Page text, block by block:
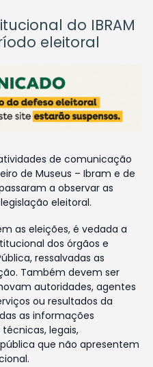
do IBRAM
eleitoral
de comunicação
de Museus – Ibram e de
a observar as
eleitoral.
as eleições, é vedada a
dos órgãos e
ressalvadas as
Também devem ser
autoridades, agentes
ou resultados da
as informações
legais,
que não apresentem